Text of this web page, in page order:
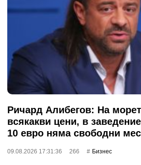
Ричард Алибегов: На
всякакви цени, в
10 евро няма свободни
09.08.2026 17:31:36 266 Бизнес